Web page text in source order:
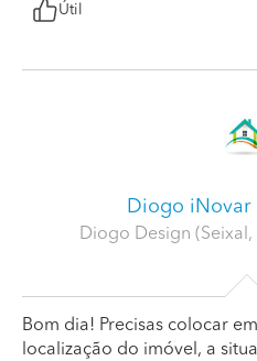
Útil
Diogo iNovar
Diogo Design (Seixal,
Bom dia! Precisas colocar
localização do imóvel, a